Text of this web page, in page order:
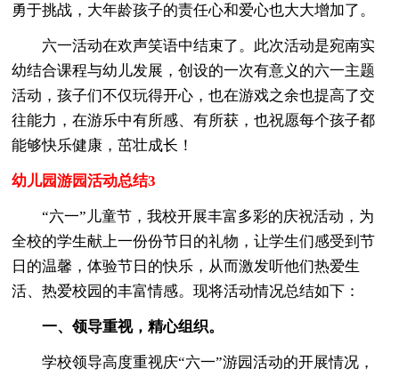
勇于挑战，大年龄孩子的责任心和爱心也大大增加了。
六一活动在欢声笑语中结束了。此次活动是宛南实
幼结合课程与幼儿发展，创设的一次有意义的六一主题
活动，孩子们不仅玩得开心，也在游戏之余也提高了交
往能力，在游乐中有所感、有所获，也祝愿每个孩子都
能够快乐健康，茁壮成长！
幼儿园游园活动总结3
“六一”儿童节，我校开展丰富多彩的庆祝活动，为
全校的学生献上一份份节日的礼物，让学生们感受到节
日的温馨，体验节日的快乐，从而激发听他们热爱生
活、热爱校园的丰富情感。现将活动情况总结如下：
一、领导重视，精心组织。
学校领导高度重视庆“六一”游园活动的开展情况，